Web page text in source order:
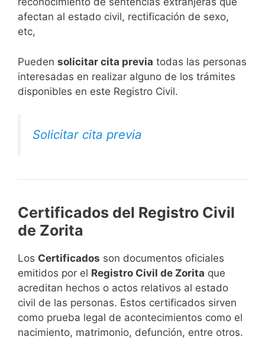
afectan al estado civil, rectificación de sexo,
etc,
​Pueden solicitar cita previa todas las personas
interesadas en realizar alguno de los trámites
disponibles en este Registro Civil.​
Solicitar cita previa
Certificados del Registro Civil
de Zorita
Los Certificados son documentos oficiales
emitidos por el Registro Civil de Zorita que
acreditan hechos o actos relativos al estado
civil de las personas. Estos certificados sirven
como prueba legal de acontecimientos como el
nacimiento, matrimonio, defunción, entre otros.